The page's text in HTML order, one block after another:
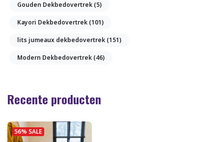
Gouden Dekbedovertrek (5)
Kayori Dekbedovertrek (101)
lits jumeaux dekbedovertrek (151)
Modern Dekbedovertrek (46)
Recente producten
56% SALE